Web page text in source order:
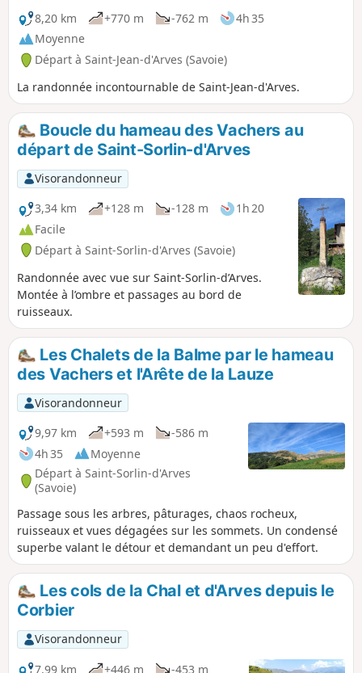
8,20 km
+770 m -762 m
4h 35
Moyenne
Départ à Saint-Jean-d'Arves (Savoie)
La randonnée incontournable de Saint-Jean-d'Arves.
Boucle du hameau des Vachers au
départ de Saint-Sorlin-d'Arves
Visorandonneur
3,34 km
+128 m -128 m
1h 20
Facile
Départ à Saint-Sorlin-d'Arves (Savoie)
Randonnée avec vue sur Saint-Sorlin-d’Arves.
Montée à l’ombre et passages au bord de
ruisseaux.
Les Chalets de la Balme par le hameau
des Vachers et l'Arête de la Lauze
Visorandonneur
9,97 km
+593 m
-586 m
4h 35
Moyenne
Départ à Saint-Sorlin-d'Arves
(Savoie)
Passage sous les arbres, pâturages, chaos rocheux,
ruisseaux et vues dégagées sur les sommets. Un condensé
superbe valant le détour et demandant un peu d'effort.
Les cols de la Chal et d'Arves depuis le
Corbier
Visorandonneur
7,99 km
+446 m
-453 m